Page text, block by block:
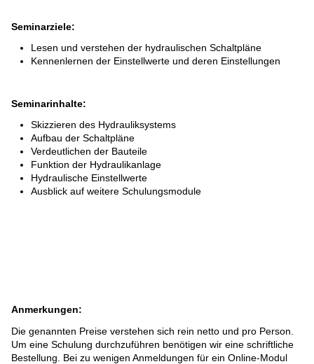
ERSATZTEILE
SPEZIALWERKZEUGE
E-MOBILITY
Seminarziele:
Lesen und verstehen der hydraulischen Schaltpläne
Kennenlernen der Einstellwerte und deren Einstellungen
Seminarinhalte:
Skizzieren des Hydrauliksystems
Aufbau der Schaltpläne
Verdeutlichen der Bauteile
Funktion der Hydraulikanlage
Hydraulische Einstellwerte
Ausblick auf weitere Schulungsmodule
Anmerkungen:
Die genannten Preise verstehen sich rein netto und pro Person.
Um eine Schulung durchzuführen benötigen wir eine schriftliche
Bestellung. Bei zu wenigen Anmeldungen für ein Online-Modul